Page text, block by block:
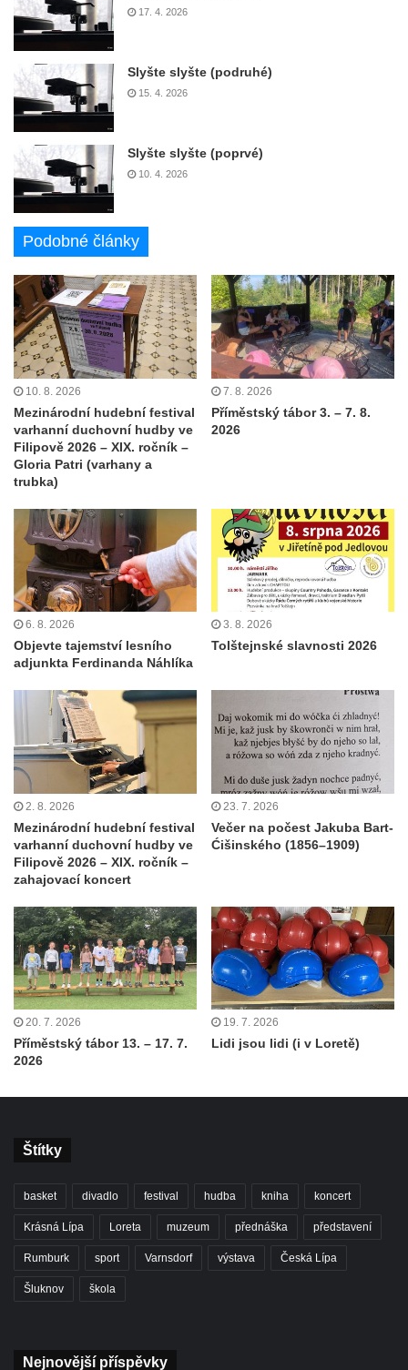
17. 4. 2026
Slyšte slyšte (podruhé)
15. 4. 2026
Slyšte slyšte (poprvé)
10. 4. 2026
Podobné články
10. 8. 2026
Mezinárodní hudební festival
varhanní duchovní hudby ve
Filipově 2026 – XIX. ročník –
Gloria Patri (varhany a
trubka)
7. 8. 2026
Příměstský tábor 3. – 7. 8.
2026
6. 8. 2026
Objevte tajemství lesního
adjunkta Ferdinanda Náhlíka
3. 8. 2026
Tolštejnské slavnosti 2026
2. 8. 2026
Mezinárodní hudební festival
varhanní duchovní hudby ve
Filipově 2026 – XIX. ročník –
zahajovací koncert
23. 7. 2026
Večer na počest Jakuba Bart-
Ćišinského (1856–1909)
20. 7. 2026
Příměstský tábor 13. – 17. 7.
2026
19. 7. 2026
Lidi jsou lidi (i v Loretě)
Štítky
basket divadlo festival hudba kniha koncert
Krásná Lípa Loreta muzeum přednáška představení
Rumburk sport Varnsdorf výstava Česká Lípa
Šluknov škola
Nejnovější příspěvky